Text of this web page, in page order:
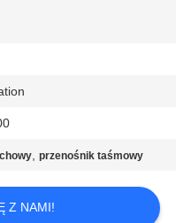
,przenośnik taśmowy
Z NAMI!